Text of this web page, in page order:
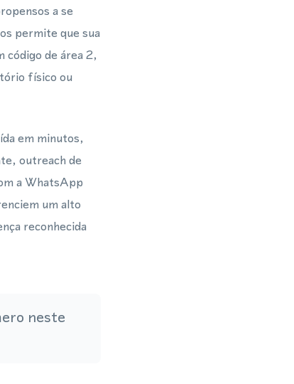
a se
permite que sua
código de área 2,
físico ou
em minutos,
outreach de
a WhatsApp
um alto
reconhecida
neste